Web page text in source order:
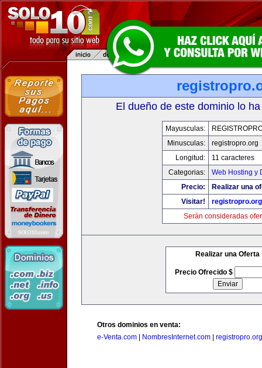
El dueño de este dominio lo
Mayusculas:
Minusculas:
registropro.org
Longitud:
11 caracteres
Categorias:
Web Hosting y
Precio:
Realizar una
Visitar!
registropro.org
Serán consideradas
Realizar una Oferta
Precio Ofrecido $
Otros dominios en venta:
e-Venta.com
NombresInternet.com registropro.org